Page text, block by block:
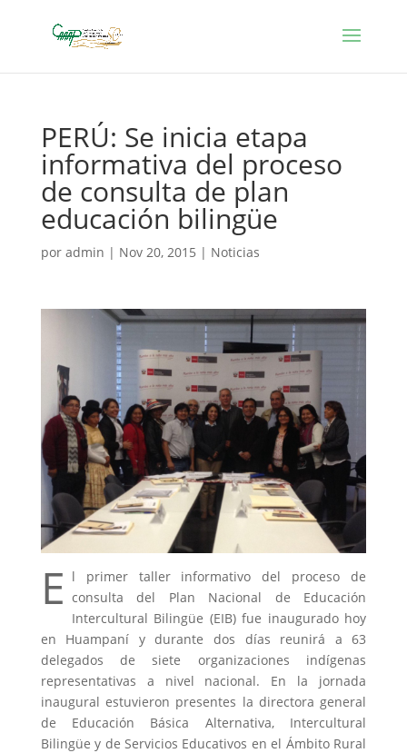
PERÚ: Se inicia etapa
informativa del proceso
de consulta de plan
educación bilingüe
por admin | Nov 20, 2015 | Noticias
E l primer taller informativo del proceso de
consulta del Plan Nacional de Educación
Intercultural Bilingüe (EIB) fue inaugurado hoy
en Huampaní y durante dos días reunirá a 63
delegados de siete organizaciones indígenas
representativas a nivel nacional. En la jornada
inaugural estuvieron presentes la directora general
de Educación Básica Alternativa, Intercultural
Bilingüe y de Servicios Educativos en el Ámbito Rural